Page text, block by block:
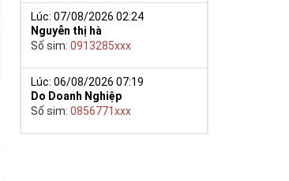
Lúc: 07/08/2026 02:24
Nguyễn thị hà
Số sim:0913285xxx
Lúc: 06/08/2026 07:19
Do Doanh Nghiệp
Số sim:0856771xxx